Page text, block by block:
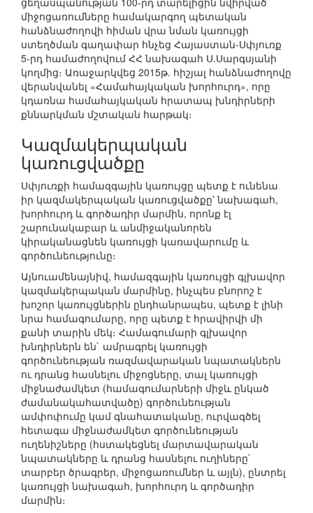
միջոցառումները համակարգող պետական
հանձնաժողովի հիման վրա նման կառույցի
ստեղծման գաղափար հնչեց Հայաստան-Սփյուռք
5-րդ համաժողովում ՀՀ նախագահ Ս.Սարգսյանի
կողմից։ Առաջարկվեց 2015թ. հիշյալ հանձնաժողովը
վերանվանել «Համահայկական խորհուրդ», որը
կդառնա համահայկական հրատապ խնդիրների
քննարկման մշտական հարթակ։
Կազմակերպական
կառուցվածքը
Սփյուռքի համազգային կառույցը պետք է ունենա
իր կազմակերպական կառուցվածքը՝ նախագահ,
խորհուրդ և գործադիր մարմին, որոնք էլ
շարունակաբար և անմիջականորեն
կիրականացնեն կառույցի կառավարումը և
գործունեությունը։
Այնուամենայնիվ, համազգային կառույցի գլխավոր
կազմակերպական մարմինը, ինչպես բնորոշ է
խոշոր կառույցներին ընդհանրապես, պետք է լինի
նրա համագումարը, որը պետք է հրավիրվի մի
քանի տարին մեկ։ Համագումարի գլխավոր
խնդիրներն են` ամրագրել կառույցի
գործունեության ռազմավարական նպատակներն
ու դրանց հասնելու միջոցները, տալ կառույցի
միջնաժամկետ (համագումարների միջև ընկած
ժամանակահատվածը) գործունեության
ամփոփումը կամ գնահատականը, ուրվագծել
հետագա միջնաժամկետ գործունեության
ուղենիշները (հստակեցնել մարտավարական
նպատակները և դրանց հասնելու ուղիները`
տարբեր ծրագրեր, միջոցառումներ և այլն), ընտրել
կառույցի նախագահ, խորհուրդ և գործադիր
մարմին։